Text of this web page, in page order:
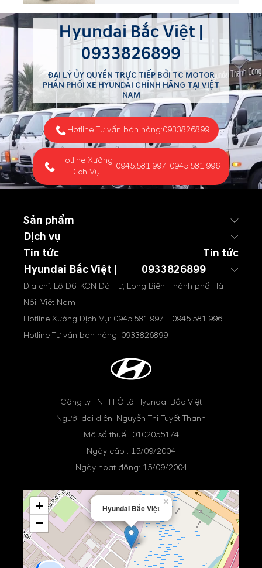
Hyundai Bắc Việt |
0933826899
ĐẠI LÝ ỦY QUYỀN TRỰC TIẾP BỞI TC MOTOR
PHÂN PHỐI XE HYUNDAI CHÍNH HÃNG TẠI VIỆT
NAM
Hotline Tư vấn bán hàng:0933826899
Hotline Xưởng
Dịch Vụ:
0945.581.997-0945.581.996
Sản phẩm
Dịch vụ
Tin tức
Tin tức
Hyundai Bắc Việt |
0933826899
Địa chỉ: Lô D6, KCN Đài Tư, Long Biên, Thành phố Hà
Nội, Việt Nam
Hotline Xưởng Dịch Vụ: 0945.581.997 - 0945.581.996
Hotline Tư vấn bán hàng: 0933826899
Công ty TNHH Ô tô Hyundai Bắc Việt
Người đại diện: Nguyễn Thị Tuyết Thanh
Mã số thuế : 0102055174
Ngày cấp : 15/09/2004
Ngày hoạt động: 15/09/2004
Hyundai Bắc Việt
×
+
−